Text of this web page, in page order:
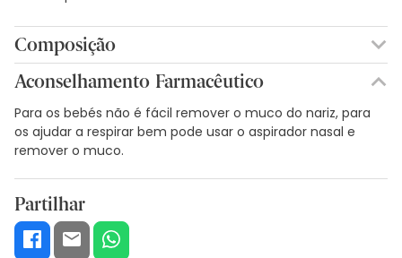
Composição
Aconselhamento Farmacêutico
Para os bebés não é fácil remover o muco do nariz, para
os ajudar a respirar bem pode usar o aspirador nasal e
remover o muco.
Partilhar